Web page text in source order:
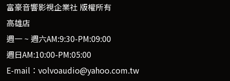
富豪音響影視企業社 版權所有
高雄店
週一 ~ 週六AM:9:30-PM:09:00
週日AM:10:00-PM:05:00
E-mail：volvoaudio@yahoo.com.tw